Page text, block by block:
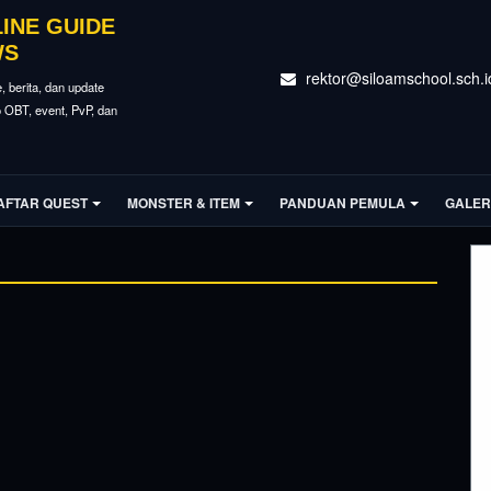
GUIDE
berita, dan update
event, PvP, dan
QUEST MONSTER & ITEM PANDUAN PEMULA